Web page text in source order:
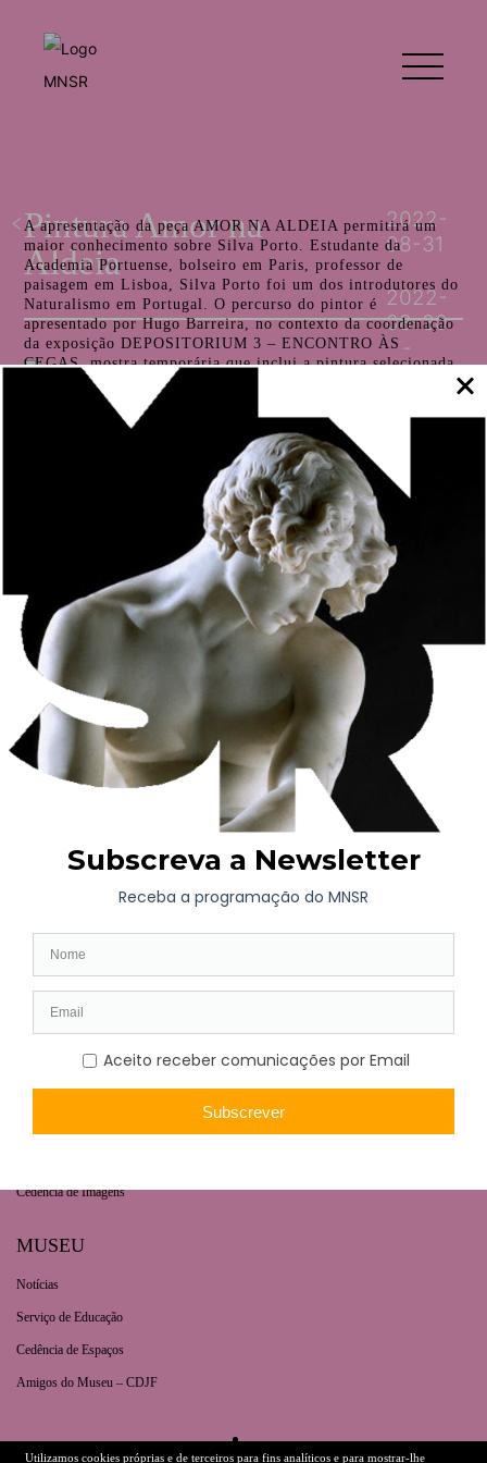
Pintura Amor na
Aldeia
2022-
08-31
2022-
08-30
A apresentação da peça AMOR NA ALDEIA permitirá um
maior conhecimento sobre Silva Porto. Estudante da
Academia Portuense, bolseiro em Paris, professor de
paisagem em Lisboa, Silva Porto foi um dos introdutores do
Naturalismo em Portugal. O percurso do pintor é
apresentado por Hugo Barreira, no contexto da coordenação
da exposição DEPOSITORIUM 3 – ENCONTRO ÀS
CEGAS, mostra temporária que inclui a pintura selecionada
na rubrica A Peça do Mês – Escolha do Público.
AGENDA
Exposição de Longa Duração
Programação Atual
Horário | Bilhética
Contactos
COLEÇÕES
Cedência de Imagens
MUSEU
Notícias
Serviço de Educação
Cedência de Espaços
Amigos do Museu – CDJF
Utilizamos cookies próprias e de terceiros para fins analíticos e para mostrar-lhe